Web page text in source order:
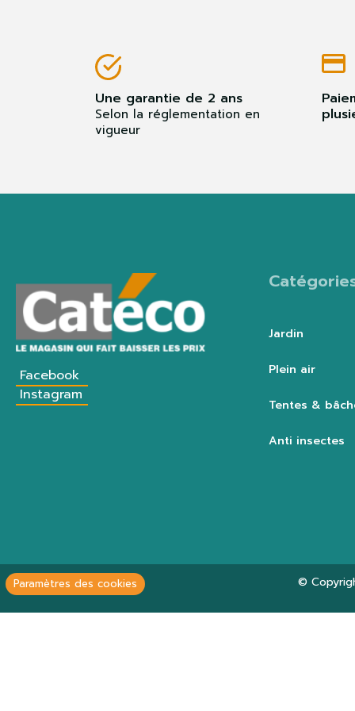
Une garantie de 2 ans
Selon la réglementation en
vigueur
Facebook
Instagram
Jardin
Plein air
Tentes &
Anti insectes
©
Paramètres des cookies